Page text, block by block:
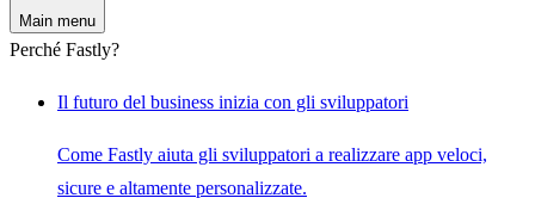
Main menu
Perché Fastly?
Il futuro del business inizia con gli sviluppatori
Come Fastly aiuta gli sviluppatori a realizzare app veloci,
sicure e altamente personalizzate.